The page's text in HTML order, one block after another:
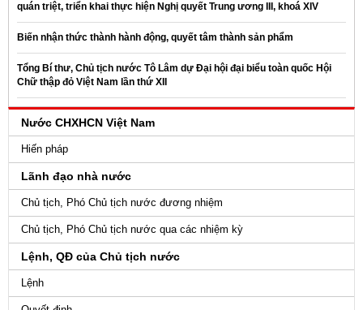
quán triệt, triển khai thực hiện Nghị quyết Trung ương III, khoá XIV
Biến nhận thức thành hành động, quyết tâm thành sản phẩm
Tổng Bí thư, Chủ tịch nước Tô Lâm dự Đại hội đại biểu toàn quốc Hội
Chữ thập đỏ Việt Nam lần thứ XII
Nước CHXHCN Việt Nam
Hiến pháp
Lãnh đạo nhà nước
Chủ tịch, Phó Chủ tịch nước đương nhiệm
Chủ tịch, Phó Chủ tịch nước qua các nhiệm kỳ
Lệnh, QĐ của Chủ tịch nước
Lệnh